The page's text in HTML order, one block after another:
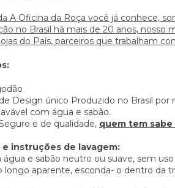
A Oficina da Roça você já conhece,
no Brasil há mais de 20 anos, nosso
do País, parceiros que trabalham
Design único Produzido no Brasil por
com água e sabão.
e de qualidade, quem tem sabe
e instruções de lavagem:
água e sabão neutro ou suave, sem
longo aparente, esconda- o dentro da